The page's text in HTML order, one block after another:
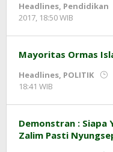
Headlines, Pendidikan
2017, 18:50 WIB
Mayoritas Ormas
Headlines, POLITIK
18:41 WIB
Demonstran : Siapa
Zalim Pasti